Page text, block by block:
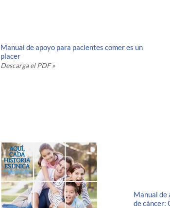
Manual de apoyo para pacientes comer es un
placer
Descarga el PDF »
Manual de
de cáncer: